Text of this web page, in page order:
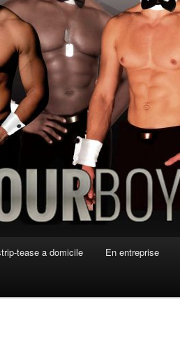
tease a domicile En entreprise